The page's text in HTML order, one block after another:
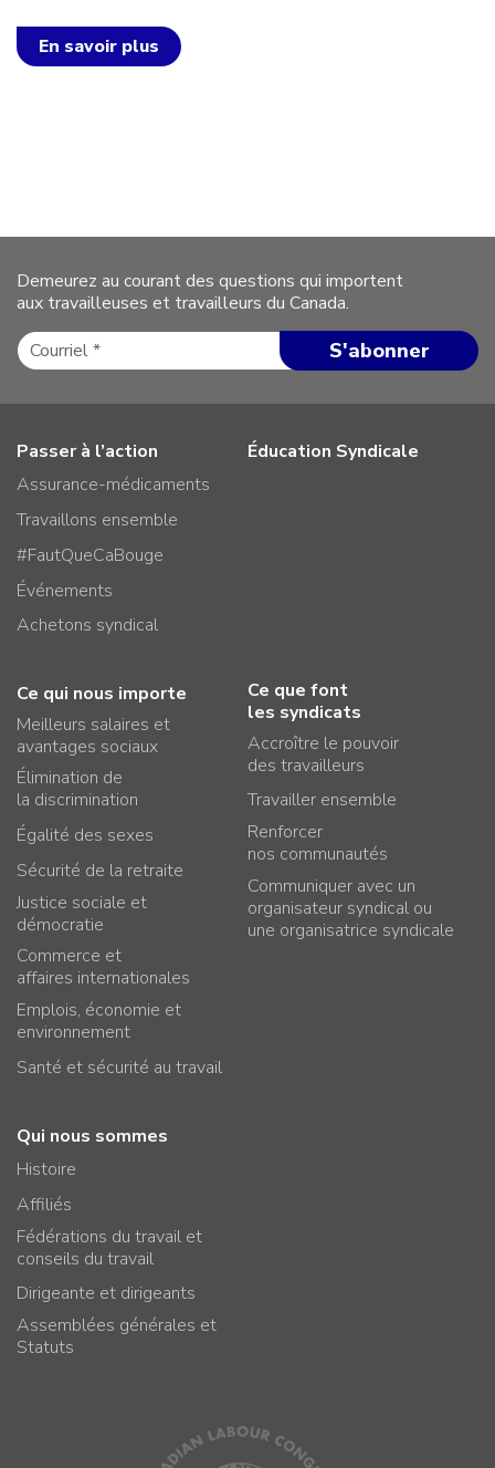
En savoir plus
Demeurez au courant des questions qui importent
aux travailleuses et travailleurs du Canada.
Passer à l’action
Assurance-médicaments
Travaillons ensemble
#FautQueCaBouge
Événements
Achetons syndical
Éducation Syndicale
Ce qui nous importe
Meilleurs salaires et
avantages sociaux
Élimination de
la discrimination
Égalité des sexes
Sécurité de la retraite
Justice sociale et
démocratie
Commerce et
affaires internationales
Emplois, économie et
environnement
Santé et sécurité au travail
Ce que font
les syndicats
Accroître le pouvoir
des travailleurs
Travailler ensemble
Renforcer
nos communautés
Communiquer avec un
organisateur syndical ou
une organisatrice syndicale
Qui nous sommes
Histoire
Affiliés
Fédérations du travail et
conseils du travail
Dirigeante et dirigeants
Assemblées générales et
Statuts